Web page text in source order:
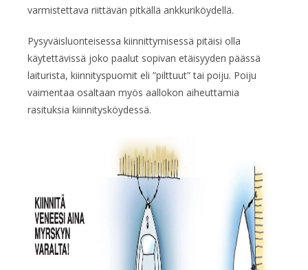
varmistettava riittävän pitkällä ankkuriköydellä.
Pysyväisluonteisessa kiinnittymisessä pitäisi olla
käytettävissä joko paalut sopivan etäisyyden päässä
laiturista, kiinnityspuomit eli ”pilttuut” tai poiju. Poiju
vaimentaa osaltaan myös aallokon aiheuttamia
rasituksia kiinnitysköydessä.